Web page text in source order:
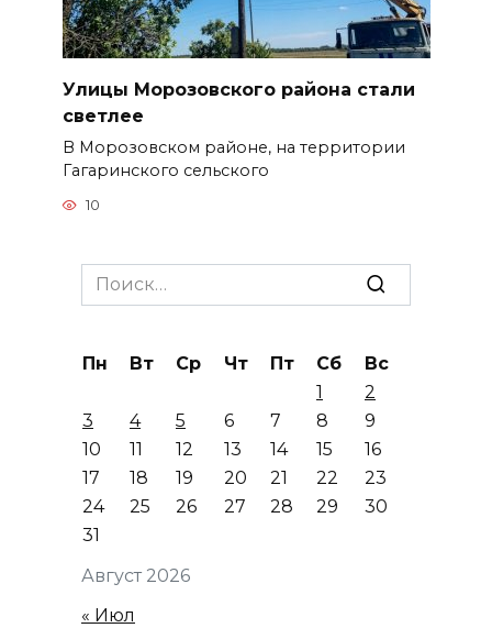
Улицы Морозовского района стали
светлее
В Морозовском районе, на территории
Гагаринского сельского
10
Search
for:
Август 2026
Пн Вт Ср Чт Пт Сб
Вс
1
2
3
4 5 6 7 8
9
10
11 12 13 14 15
16
17
18 19 20 21 22
23
24
25 26 27 28 29
30
31
« Июл